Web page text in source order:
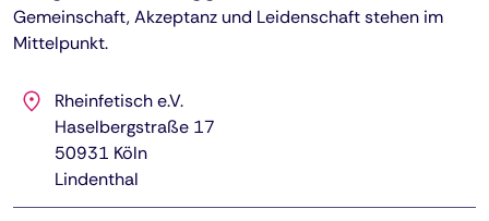
Gemeinschaft, Akzeptanz und Leidenschaft stehen im
Mittelpunkt.
Rheinfetisch e.V.
Haselbergstraße 17
50931 Köln
Lindenthal